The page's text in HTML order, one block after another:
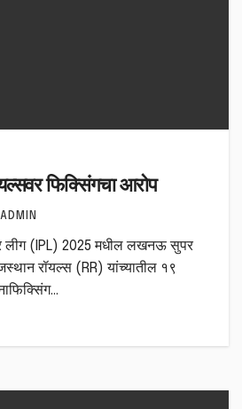
फिक्सिंगचा आरोप
ADMIN
लीग (IPL) 2025 मधील लखनऊ सुपर
रॉयल्स (RR) यांच्यातील १९